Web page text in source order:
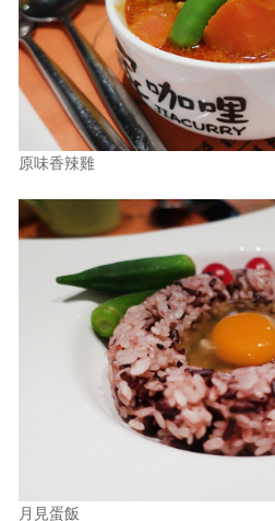
原味香辣雞
月見蛋飯